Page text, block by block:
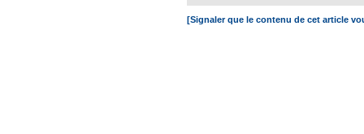
[Signaler que le contenu de cet article